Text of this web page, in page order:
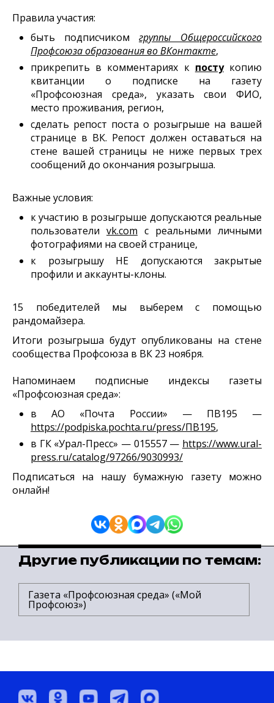
Правила участия:
быть подписчиком группы Общероссийского
Профсоюза образования во ВКонтакте,
прикрепить в комментариях к постукопию
квитанции о подписке на газету
«Профсоюзная среда», указать свои ФИО,
место проживания, регион,
сделать репост поста о розыгрыше на вашей
странице в ВК. Репост должен оставаться на
стене вашей страницы не ниже первых трех
сообщений до окончания розыгрыша.
Важные условия:
к участию в розыгрыше допускаются реальные
пользователи vk.com с реальными личными
фотографиями на своей странице,
к розыгрышу НЕ допускаются закрытые
профили и аккаунты-клоны.
15 победителей мы выберем с помощью
рандомайзера.
Итоги розыгрыша будут опубликованы на стене
сообщества Профсоюза в ВК 23 ноября.
Напоминаем подписные индексы газеты
«Профсоюзная среда»:
в АО «Почта России» — ПВ195 —
https://podpiska.pochta.ru/press/ПВ195,
в ГК «Урал-Пресс» — 015557 — https://www.ural-
press.ru/catalog/97266/9030993/
Подписаться на нашу бумажную газету можно
онлайн!
Другие публикации по темам:
Газета «Профсоюзная среда» («Мой
Профсоюз»)